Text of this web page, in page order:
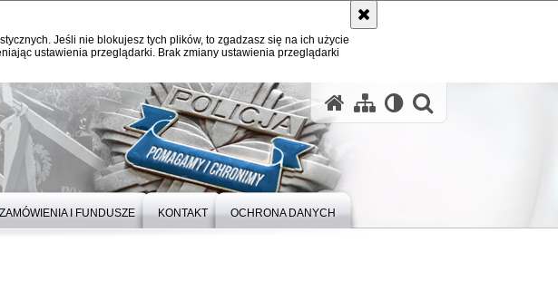
Jeśli nie blokujesz tych plików, to zgadzasz się na ich użycie
ustawienia przeglądarki. Brak zmiany ustawienia przeglądarki
ZAMÓWIENIA I FUNDUSZE KONTAKT OCHRONA DANYCH